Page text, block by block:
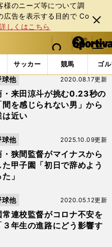
様のニーズ等について調
広告を表⽰する⽬的で Co
しくはこちら
閉じ
る
web Sportiva (webスポルティーバ)
検索
マイペ
ー
ジ
メニュ
サッカー 競馬 ゴ
ス・ 情報
・来田涼斗が挑む0.23秒の
間を感じられない男」から
は近い
2020.08.17更新
球他
・狭間監督がマイナスから
た甲子園「初日で辞めよう
」
2025.10.09更新
球他
常連校監督がコロナ不安を
３年生の進路にどう影響す
2020.05.12更新
球他